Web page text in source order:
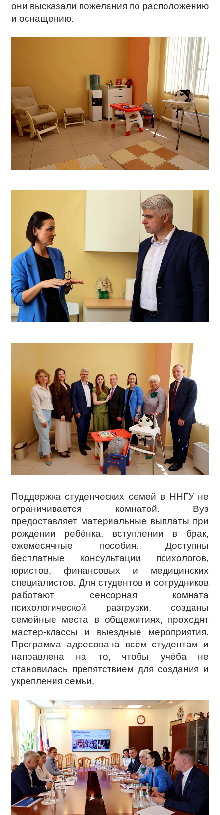
они высказали пожелания по расположению
и оснащению.
Поддержка студенческих семей в ННГУ не
ограничивается комнатой. Вуз
предоставляет материальные выплаты при
рождении ребёнка, вступлении в брак,
ежемесячные пособия. Доступны
бесплатные консультации психологов,
юристов, финансовых и медицинских
специалистов. Для студентов и сотрудников
работают сенсорная комната
психологической разгрузки, созданы
семейные места в общежитиях, проходят
мастер-классы и выездные мероприятия.
Программа адресована всем студентам и
направлена на то, чтобы учёба не
становилась препятствием для создания и
укрепления семьи.